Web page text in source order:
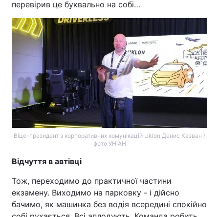
перевірив це буквально на собі…
Віце-президент з корпоративних комунікацій Uklon Денис Казван /
фото УНІАН
Відчуття в автівці
Тож, переходимо до практичної частини
екзамену. Виходимо на парковку - і дійсно
бачимо, як машинка без водія всередині спокійно